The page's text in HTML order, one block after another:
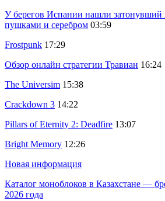
У берегов Испании нашли затонувший
пушками и серебром 03:59
Frostpunk 17:29
Обзор онлайн стратегии Травиан 16:24
The Universim 15:38
Crackdown 3 14:22
Pillars of Eternity 2: Deadfire 13:07
Bright Memory 12:26
Новая информация
Каталог моноблоков в Казахстане —
2026 года